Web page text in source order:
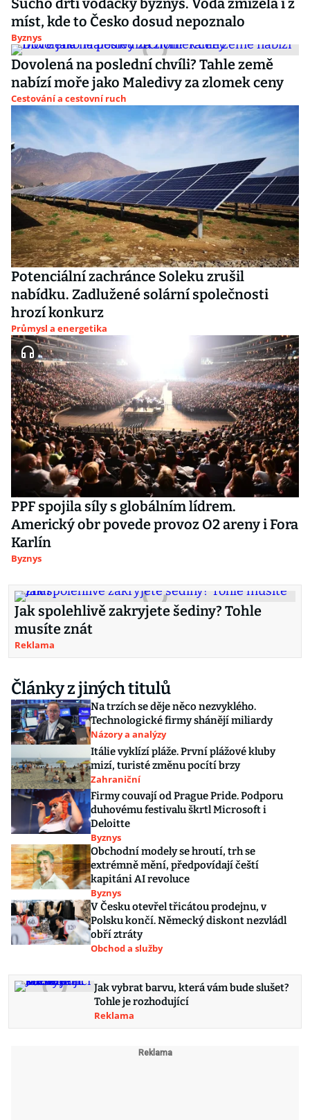
Sucho drtí vodácký byznys. Voda zmizela i z
míst, kde to Česko dosud nepoznalo
Byznys
Dovolená na poslední chvíli? Tahle země
nabízí moře jako Maledivy za zlomek ceny
Cestování a cestovní ruch
Potenciální zachránce Soleku zrušil
nabídku. Zadlužené solární společnosti
hrozí konkurz
Průmysl a energetika
PPF spojila síly s globálním lídrem.
Americký obr povede provoz O2 areny i Fora
Karlín
Byznys
Jak spolehlivě zakryjete šediny? Tohle
musíte znát
Reklama
Články z jiných titulů
Na trzích se děje něco nezvyklého.
Technologické firmy shánějí miliardy
Názory a analýzy
Itálie vyklízí pláže. První plážové kluby
mizí, turisté změnu pocítí brzy
Zahraniční
Firmy couvají od Prague Pride. Podporu
duhovému festivalu škrtl Microsoft i
Deloitte
Byznys
Obchodní modely se hroutí, trh se
extrémně mění, předpovídají čeští
kapitáni AI revoluce
Byznys
V Česku otevřel třicátou prodejnu, v
Polsku končí. Německý diskont nezvládl
obří ztráty
Obchod a služby
Jak vybrat barvu, která vám bude slušet?
Tohle je rozhodující
Reklama